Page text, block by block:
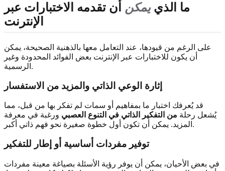
ما الذييمكن أن تقدمه الاختبارات عبر
الإنترنت
على الرغم من قيودها، عند التعامل معها بالذهنية الصحيحة، يمكن
أن يكون للاختبارات عبر الإنترنت بعض الفوائد المحدودة وغير
الرسمية.
إثارة الوعي الذاتي والمزيد من الاستفسار
قد يُعرفك اختبار ما بمفاهيم أو سمات لم تفكر بها من قبل، مما
يُشعل رحلة من التفكير الذاتي في التنوع العصبي ورغبة في معرفة
المزيد. يمكن أن تكون أول خطوة صغيرة نحو فهم ذاتي أكبر.
توفير مفردات أساسية أو إطار للتفكير
في بعض الأحيان، يمكن أن يوفر رؤية الأسئلة بصياغة معينة مفردات